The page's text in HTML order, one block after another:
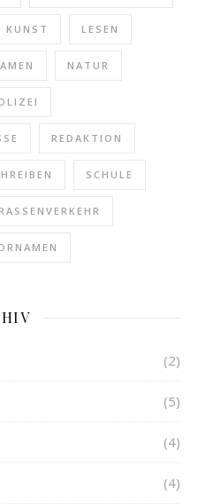
KUNST LESEN
NATUR
REDAKTION
SCHULE
(2)
(5)
(4)
(4)